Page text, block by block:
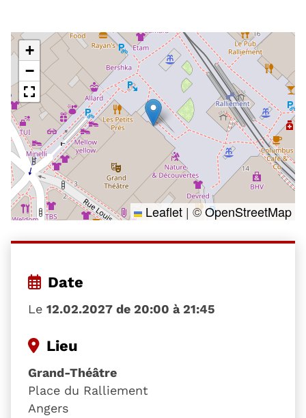
+
−
Leaflet | ©OpenStreetMap
Date
Le 12.02.2027 de 20:00 à 21:45
Lieu
Grand-Théâtre
Place du Ralliement
Angers